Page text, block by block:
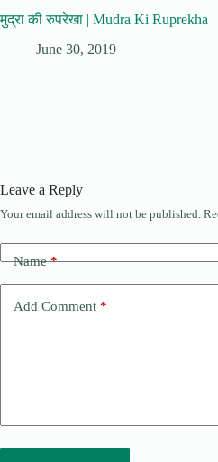
मुद्रा की रुपरेखा | Mudra Ki Ruprekha
June 30, 2019
Leave a Reply
Your email address will not be published.
Name*
Add Comment *